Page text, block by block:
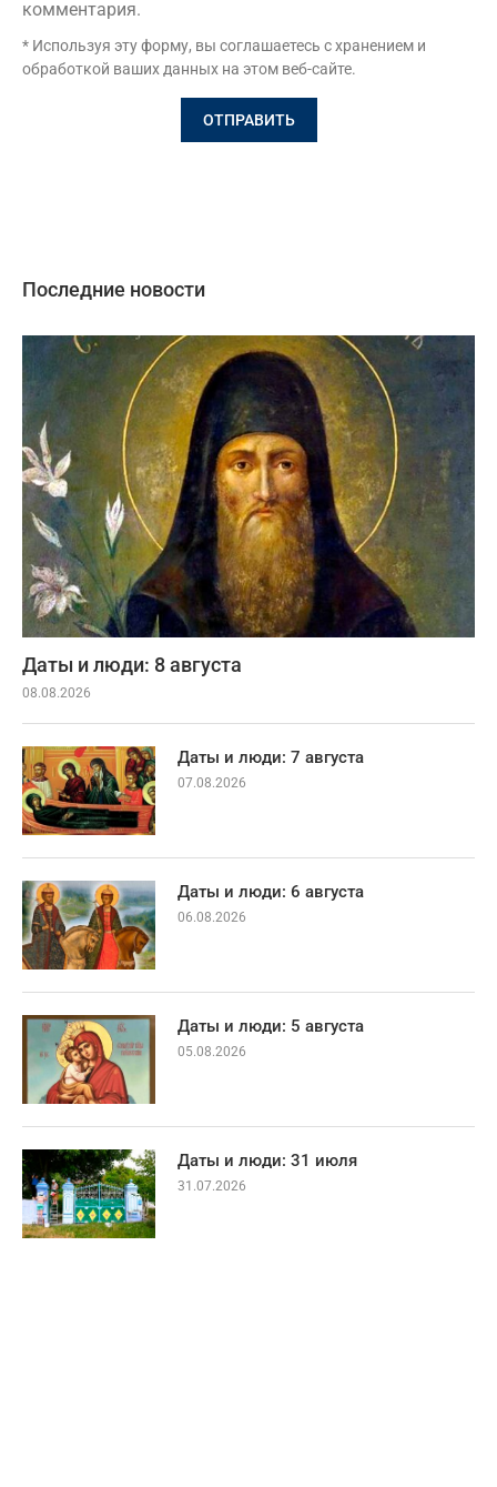
комментария.
* Используя эту форму, вы соглашаетесь с хранением и
обработкой ваших данных на этом веб-сайте.
Последние новости
Даты и люди: 8 августа
08.08.2026
Даты и люди: 7 августа
07.08.2026
Даты и люди: 6 августа
06.08.2026
Даты и люди: 5 августа
05.08.2026
Даты и люди: 31 июля
31.07.2026